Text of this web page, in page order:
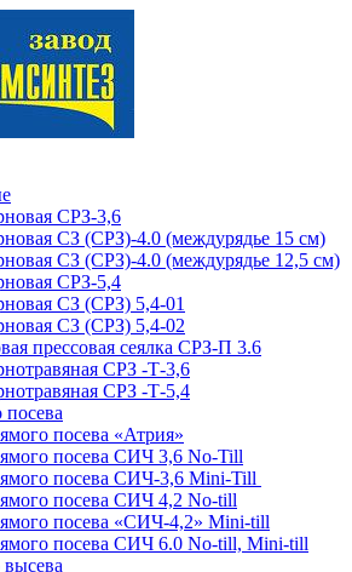
СРЗ-3,6
СЗ (СРЗ)-4.0 (междурядье 15 см)
СЗ (СРЗ)-4.0 (междурядье 12,5 см)
СРЗ-5,4
СЗ (СРЗ) 5,4-01
СЗ (СРЗ) 5,4-02
прессовая сеялка СРЗ-П 3.6
СРЗ -Т-3,6
СРЗ -Т-5,4
посева «Атрия»
посева СИЧ 3,6 No-Till
посева СИЧ-3,6 Mini-Till
посева СИЧ 4,2 No-till
посева «СИЧ-4,2» Mini-till
посева СИЧ 6.0 No-till, Mini-till